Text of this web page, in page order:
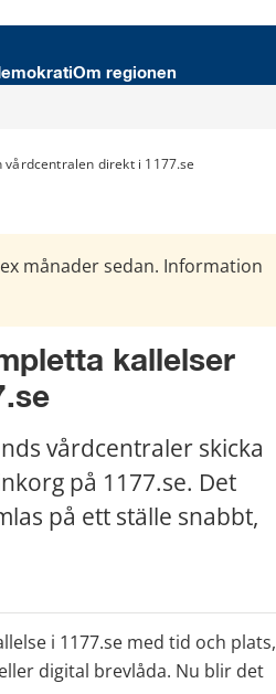
Om regionen
direkt i 1177.se
månader sedan. Information
kallelser
vårdcentraler skicka
på 1177.se. Det
på ett ställe snabbt,
i 1177.se med tid och plats,
digital brevlåda. Nu blir det